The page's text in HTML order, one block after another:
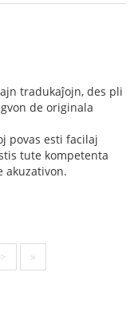
tradukaĵojn, des pli
de originala
povas esti facilaj
tute kompetenta
akuzativon.
> »